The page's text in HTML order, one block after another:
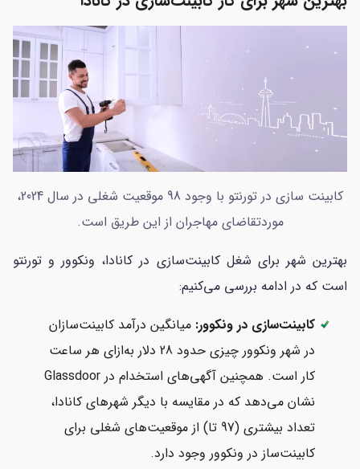
کابینت سازی در تورنتو با وجود 98 موقعیت شغلی در سال 2024،
موردتقاضای مهاجران از این طریق است.
بهترین شهر برای شغل کابینت‌سازی در کانادا، ونکوور و تورنتو
است که در ادامه بررسی می‌کنیم:
کابینت‌سازی در ونکوور: میانگین درآمد کابینت‌سازان
در شهر ونکوور چیزی حدود 28 دلار به‌ازای هر ساعت
کار است. همچنین آگهی‌های استخدام در Glassdoor
نشان می‌دهد که در مقایسه با دیگر شهرهای کانادا،
تعداد بیشتری (97 تا) از موقعیت‌های شغلی برای
کابینت‌ساز در ونکوور وجود دارد.